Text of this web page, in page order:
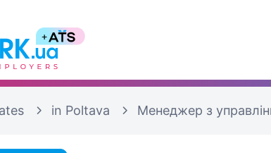
in Poltava Менеджер з